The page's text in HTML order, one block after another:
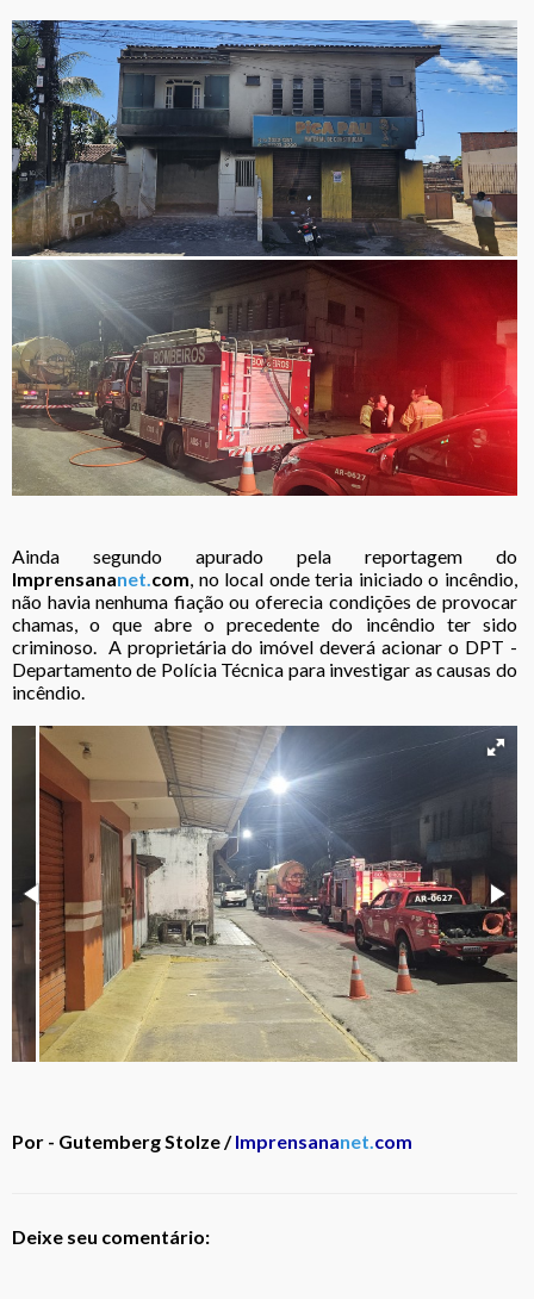
Ainda segundo apurado pela reportagem do
Imprensananet.com, no local onde teria iniciado o incêndio,
não havia nenhuma fiação ou oferecia condições de provocar
chamas, o que abre o precedente do incêndio ter sido
criminoso. A proprietária do imóvel deverá acionar o DPT -
Departamento de Polícia Técnica para investigar as causas do
incêndio.
Por - Gutemberg Stolze /Imprensananet.com
Deixe seu comentário: